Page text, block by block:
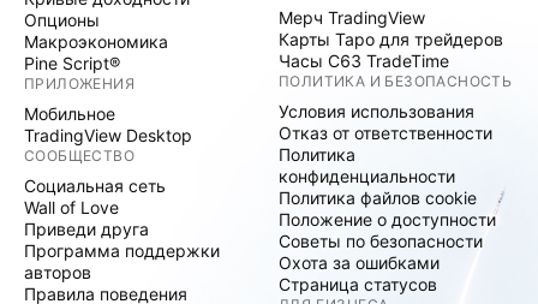
Опционы
Макроэкономика
Pine Script®
ПРИЛОЖЕНИЯ
Мобильное
TradingView Desktop
СООБЩЕСТВО
Социальная сеть
Wall of Love
Приведи друга
Программа поддержки
авторов
Правила поведения
Мерч TradingView
Карты Таро для трейдеров
Часы C63 TradeTime
ПОЛИТИКА И БЕЗОПАСНОСТЬ
Условия использования
Отказ от ответственности
Политика
конфиденциальности
Политика файлов cookie
Положение о доступности
Советы по безопасности
Охота за ошибками
Страница статусов